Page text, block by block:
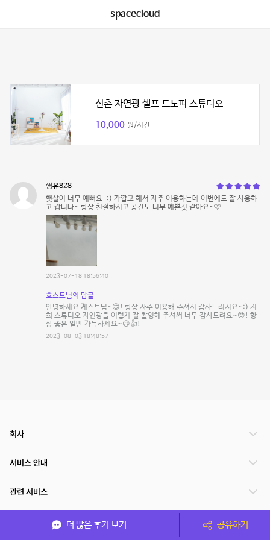
spacecloud
신촌 자연광 셀프 드노피 스튜디오
10,000 원/시간
쩡유828
햇살이 너무 예뻐요-:) 가깝고 해서 자주 이용하는데 이번에도 잘 사용하
고 갑니다~ 항상 친절하시고 공간도 너무 예쁜것 같아요~🩷
2023-07-18 18:56:40
호스트님의 답글
안녕하세요 게스트님~😊! 항상 자주 이용해 주셔서 감사드리지요~:) 저
희 스튜디오 자연광을 이렇게 잘 촬영해 주셔써 너무 감사드려요~😍! 항
상 좋은 일만 가득하세요~😉👍!
2023-08-03 18:48:57
더 많은 후기 보기 공유하기
회사
서비스 안내
관련 서비스